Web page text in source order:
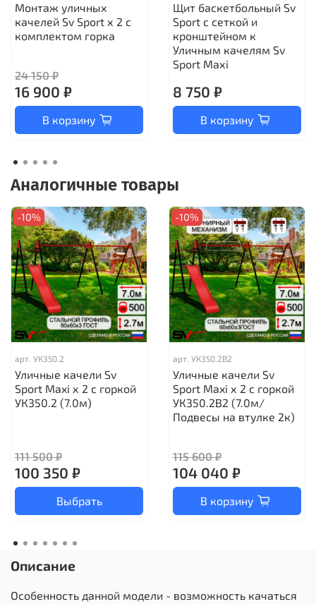
Монтаж уличных
качелей Sv Sport х 2 с
комплектом горка
24 150 ₽
16 900 ₽
В корзину
Щит баскетбольный Sv
Sport c сеткой и
кронштейном к
Уличным качелям Sv
Sport Maхi
8 750 ₽
В корзину
Аналогичные товары
-10%
арт. УК350.2
Уличные качели Sv
Sport Maxi х 2 с горкой
УК350.2 (7.0м)
111 500 ₽
100 350 ₽
Выбрать
-10%
арт. УК350.2В2
Уличные качели Sv
Sport Maxi х 2 с горкой
УК350.2В2 (7.0м/
Подвесы на втулке 2к)
115 600 ₽
104 040 ₽
В корзину
Описание
Особенность данной модели - возможность качаться